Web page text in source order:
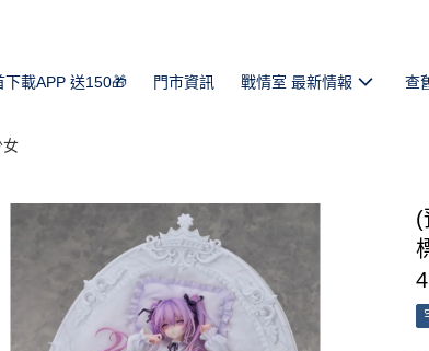
下載APP 送150🎁 門市資訊 戰情室 最新情報 查
女
(